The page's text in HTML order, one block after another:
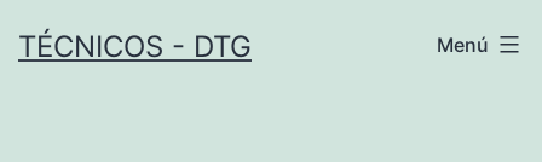
TÉCNICOS - DTG Menú